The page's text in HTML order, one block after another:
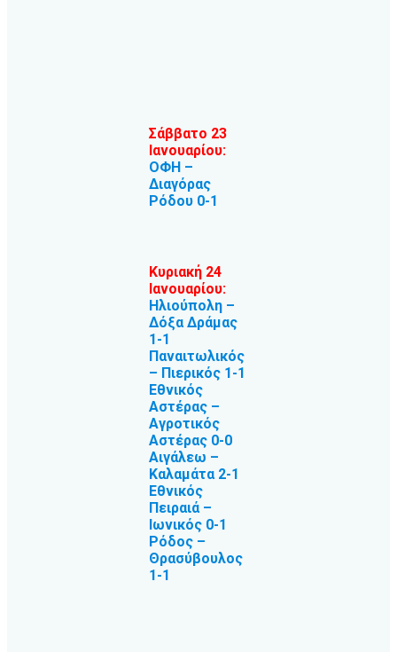
Σάββατο 23
Ιανουαρίου:
ΟΦΗ –
Διαγόρας
Ρόδου 0-1
Κυριακή 24
Ιανουαρίου:
Ηλιούπολη –
Δόξα Δράμας
1-1
Παναιτωλικός
– Πιερικός 1-1
Εθνικός
Αστέρας –
Αγροτικός
Αστέρας 0-0
Αιγάλεω –
Καλαμάτα 2-1
Εθνικός
Πειραιά –
Ιωνικός 0-1
Ρόδος –
Θρασύβουλος
1-1